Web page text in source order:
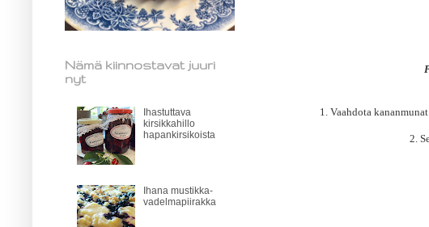
1. Vaahdota
2.
Nämä kiinnostavat juuri
nyt
Ihastuttava
kirsikkahillo
hapankirsikoista
Ihana mustikka-
vadelmapiirakka